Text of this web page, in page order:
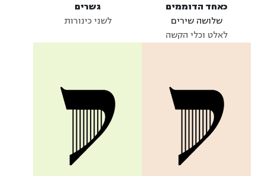
כאחד הדוממים
שלושה שירים
לאלט וכלי הקשה
גשרים
לשני כינורות